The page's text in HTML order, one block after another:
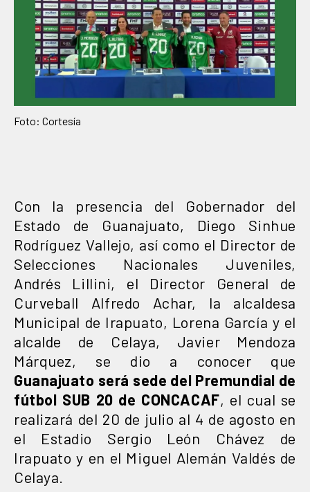
Foto: Cortesía
Con la presencia del Gobernador del
Estado de Guanajuato, Diego Sinhue
Rodríguez Vallejo, así como el Director de
Selecciones Nacionales Juveniles,
Andrés Lillini, el Director General de
Curveball Alfredo Achar, la alcaldesa
Municipal de Irapuato, Lorena García y el
alcalde de Celaya, Javier Mendoza
Márquez, se dio a conocer que
Guanajuato será sede del Premundial de
fútbol SUB 20 de CONCACAF, el cual se
realizará del 20 de julio al 4 de agosto en
el Estadio Sergio León Chávez de
Irapuato y en el Miguel Alemán Valdés de
Celaya.